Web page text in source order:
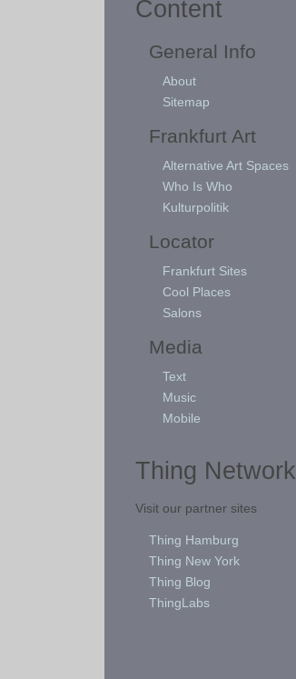
Content
General Info
About
Sitemap
Frankfurt Art
Alternative Art Spaces
Who Is Who
Kulturpolitik
Locator
Frankfurt Sites
Cool Places
Salons
Media
Text
Music
Mobile
Thing Network
Visit our partner sites
Thing Hamburg
Thing New York
Thing Blog
ThingLabs